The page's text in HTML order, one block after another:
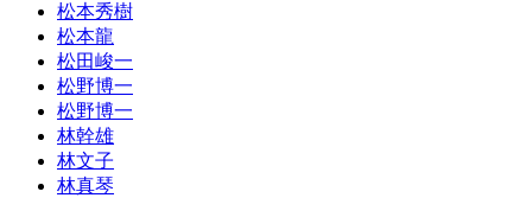
松本秀樹
松本龍
松田峻一
松野博一
松野博一
林幹雄
林文子
林真琴